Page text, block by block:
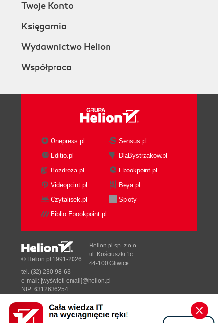
Twoje Konto
Księgarnia
Wydawnictwo Helion
Współpraca
Onepress.pl
Sensus.pl
Editio.pl
DlaBystrzakow.pl
Bezdroza.pl
Ebookpoint.pl
Videopoint.pl
Beya.pl
Czytalisek.pl
Sploty
Biblio.Ebookpoint.pl
Designed with ♥ byTonik.pl
© Helion.pl 1991-2026
Helion.pl sp. z o.o.
ul. Kościuszki 1c
44-100 Gliwice
tel. (32) 230-98-63
e-mail: [wyświetl email]@helion.pl
NIP: 6312636254